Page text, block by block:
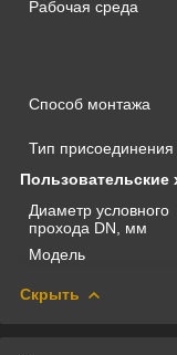
Рабочая среда
Способ монтажа
Тип присоединения
Пользовательские
Диаметр условного
прохода DN, мм
Модель
Скрыть